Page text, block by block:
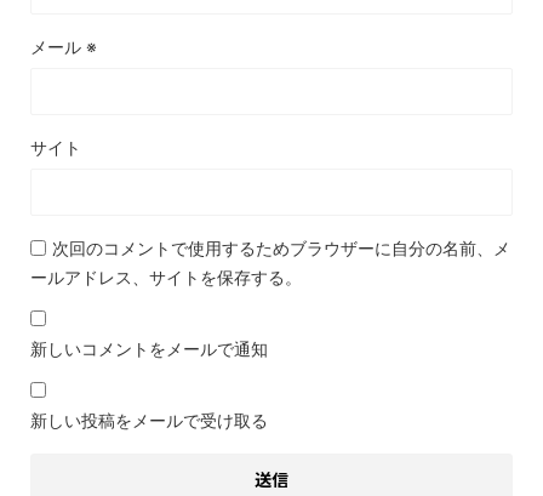
メール ※
サイト
次回のコメントで使用するためブラウザーに自分の名前、メ
ールアドレス、サイトを保存する。
新しいコメントをメールで通知
新しい投稿をメールで受け取る